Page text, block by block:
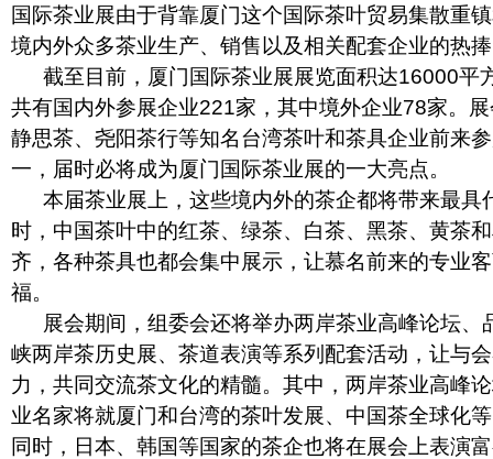
国际茶业展由于背靠厦门这个国际茶叶贸易集散重
境内外众多茶业生产、销售以及相关配套企业的热
截至目前，厦门国际茶业展展览面积达16000平
共有国内外参展企业221家，其中境外企业78家。
静思茶、尧阳茶行等知名台湾茶叶和茶具企业前来
一，届时必将成为厦门国际茶业展的一大亮点。
本届茶业展上，这些境内外的茶企都将带来最具
时，中国茶叶中的红茶、绿茶、白茶、黑茶、黄茶
齐，各种茶具也都会集中展示，让慕名前来的专业
福。
展会期间，组委会还将举办两岸茶业高峰论坛、
峡两岸茶历史展、茶道表演等系列配套活动，让与
力，共同交流茶文化的精髓。其中，两岸茶业高峰
业名家将就厦门和台湾的茶叶发展、中国茶全球化
同时，日本、韩国等国家的茶企也将在展会上表演